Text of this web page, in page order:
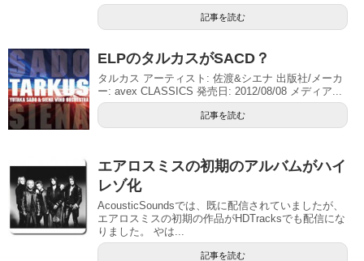
記事を読む
ELPのタルカスがSACD？
タルカス アーティスト: 佐渡&シエナ 出版社/メーカ
ー: avex CLASSICS 発売日: 2012/08/08 メディア...
記事を読む
エアロスミスの初期のアルバムがハイ
レゾ化
AcousticSoundsでは、既に配信されていましたが、
エアロスミスの初期の作品がHDTracksでも配信にな
りました。 やは...
記事を読む